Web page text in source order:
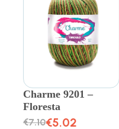
Charme 9201 –
Floresta
€7.10€5.02